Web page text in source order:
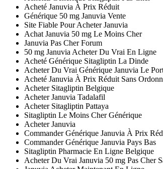
Acheté Januvia À Prix Réduit
Générique 50 mg Januvia Vente
Site Fiable Pour Acheter Januvia
Achat Januvia 50 mg Le Moins Cher
Januvia Pas Cher Forum
50 mg Januvia Acheter Du Vrai En Ligne
Acheté Générique Sitagliptin La Dinde
Acheter Du Vrai Générique Januvia Le
Acheté Januvia À Prix Réduit Sans
Acheter Sitagliptin Belgique
Acheter Januvia Tadalafil
Acheter Sitagliptin Pattaya
Sitagliptin Le Moins Cher Générique
Acheter Januvia
Commander Générique Januvia À Prix
Commander Générique Januvia Pays Bas
Sitagliptin Pharmacie En Ligne Belgique
Acheter Du Vrai Januvia 50 mg Pas Cher